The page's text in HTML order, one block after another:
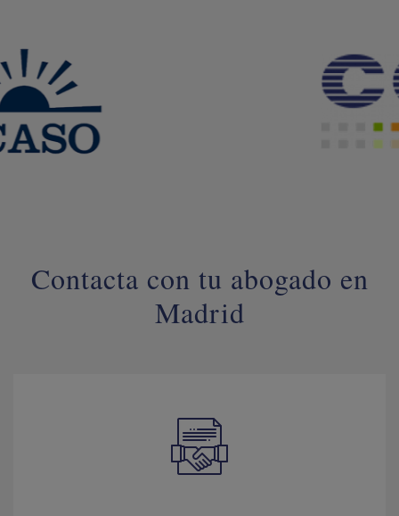
Contacta con tu abogado en
Madrid